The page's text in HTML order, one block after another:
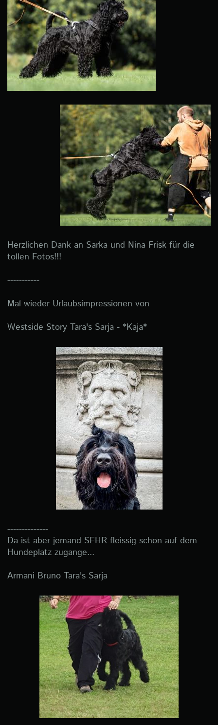
Herzlichen Dank an Sarka und Nina Frisk für die
tollen Fotos!!!
-----------
Mal wieder Urlaubsimpressionen von
Westside Story Tara's Sarja - *Kaja*
--------------
Da ist aber jemand SEHR fleissig schon auf dem
Hundeplatz zugange...
Armani Bruno Tara's Sarja